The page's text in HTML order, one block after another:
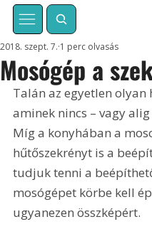
Mosógép a
2018. szept. 7. 1 perc olvasás
Talán az egyetlen olyan
aminek nincs – vagy
Míg a konyhában a
hűtőszekrényt is a
tudjuk tenni a
mosógépet körbe kell
ugyanezen összképért.